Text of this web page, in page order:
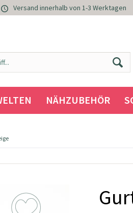
Versand innerhalb von 1-3 Werktagen
NÄHZUBEHÖR